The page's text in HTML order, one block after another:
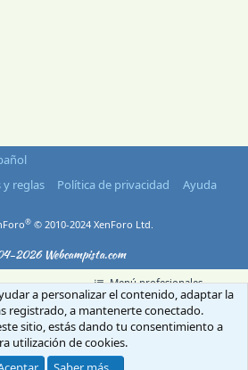
y reglas Política de privacidad
Ayuda
® © 2010-2024 XenForo Ltd.
2026 Webcampista.com
Menú profesionales
Política de cookies
a personalizar el contenido, adaptar la
registrado, a mantenerte conectado.
sitio, estás dando tu consentimiento a
utilización de cookies.